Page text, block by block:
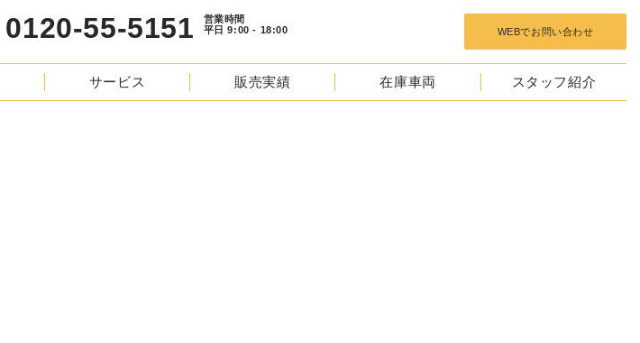
0120-55-5151
営業時間
平日 9:00 - 18:00
WEBでお問い合わせ
サービス 販売実績 在庫車両 スタッフ紹介